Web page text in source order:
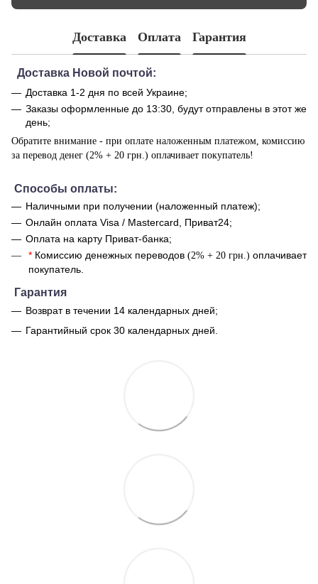
Доставка Оплата Гарантия
Доставка Новой почтой:
Доставка 1-2 дня по всей Украине;
Заказы оформленные до 13:30, будут отправлены в этот же
день;
Обратите внимание - при оплате наложенным платежом, комиссию
за перевод денег (2% + 20 грн.) оплачивает покупатель!
Способы оплаты:
Наличными при получении (наложенный платеж);
Онлайн оплата Visa / Mastercard, Приват24;
Оплата на карту Приват-банка;
* Комиссию денежных переводов (2% + 20 грн.) оплачивает
покупатель.
Гарантия
Возврат в течении 14 календарных дней;
Гарантийный срок 30 календарных дней.